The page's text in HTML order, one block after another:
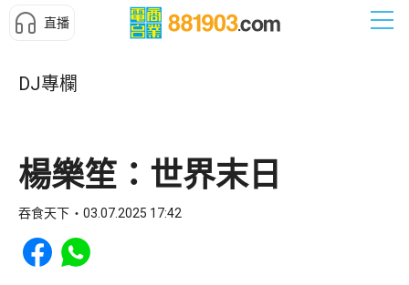
直播
DJ專欄
楊樂笙：世界末日
吞食天下 03.07.2025 17:42
Share to Facebook
Share to WhatsApp